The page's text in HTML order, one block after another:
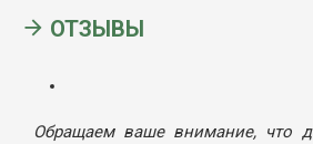
ОТЗЫВЫ
Обращаем ваше внимание, что